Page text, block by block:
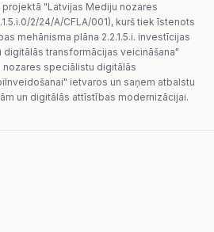
"Latvijas Mediju nozares
2/24/A/CFLA/001), kurš tiek īstenots
mehānisma plāna 2.2.1.5.i. investīcijas
transformācijas veicināšana"
speciālistu digitālās
ietvaros un saņem atbalstu
un digitālās attīstības modernizācijai.